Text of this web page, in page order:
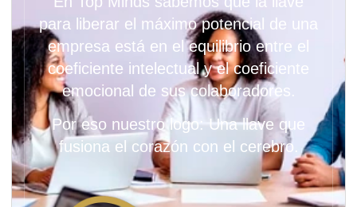
para liberar el máximo potencial de una
empresa está en el equilibrio entre el
coeficiente intelectual y el coeficiente
emocional de sus colaboradores.
Por eso nuestro logo: Una llave que
fusiona el corazón con el cerebro.